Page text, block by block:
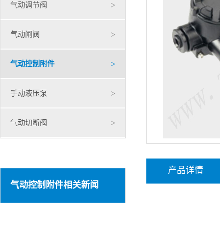
气动调节阀 >
气动闸阀 >
气动控制附件 >
手动液压泵 >
气动切断阀 >
气动控制附件相关新闻
产品详情